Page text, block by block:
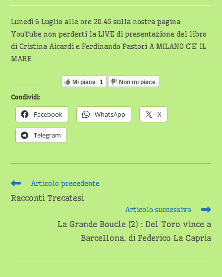
dell'articolo:
lettura:
Lunedì 6 Luglio alle ore 20.45 sulla nostra pagina
YouTube non perderti la LIVE di presentazione del libro
di Cristina Aicardi e Ferdinando Pastori A MILANO C’E’ IL
MARE
Mi piace 1 Non mi piace
Condividi:
Facebook WhatsApp X
Telegram
Leggi
articoli
Articolo precedente
Racconti Trecatesi
Articolo successivo
La Grande Boucle (2) : Del Toro vince a
Barcellona. di Federico La Capria